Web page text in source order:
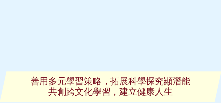
善用多元學習策略，拓展科學探究顯潛能
共創跨文化學習，建立健康人生